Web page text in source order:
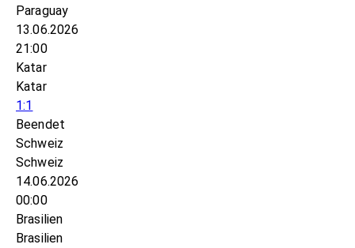
Paraguay
13.06.2026
21:00
Katar
Katar
1:1
Beendet
Schweiz
Schweiz
14.06.2026
00:00
Brasilien
Brasilien